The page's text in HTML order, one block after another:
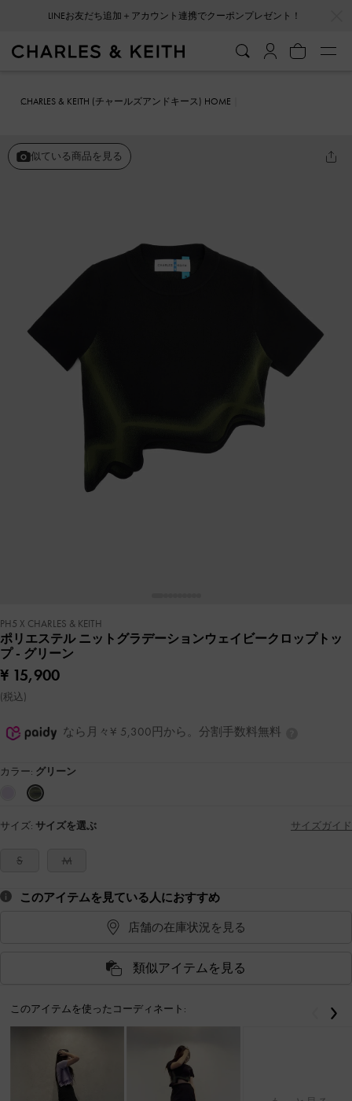
LINEお友だち追加＋アカウント連携でクーポンプレゼント！
CHARLES & KEITH (チャールズアンドキース) HOME
似ている商品を見る
PH5 X CHARLES & KEITH
ポリエステル ニットグラデーションウェイビークロップトッ
プ- グリーン
¥ 15,900
(税込)
なら月々¥ 5,300円から。分割手数料無料
カラー: グリーン
サイズ: サイズを選ぶ サイズガイド
S M
このアイテムを見ている人におすすめ
店舗の在庫状況を見る
類似アイテムを見る
このアイテムを使ったコーディネート: 戻る